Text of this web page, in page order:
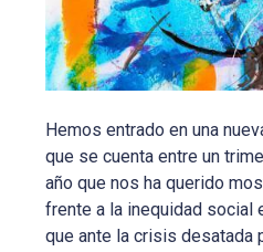
Hemos entrado en una
que se cuenta entre un
año que nos ha querido
frente a la inequidad social
que ante la crisis desatada